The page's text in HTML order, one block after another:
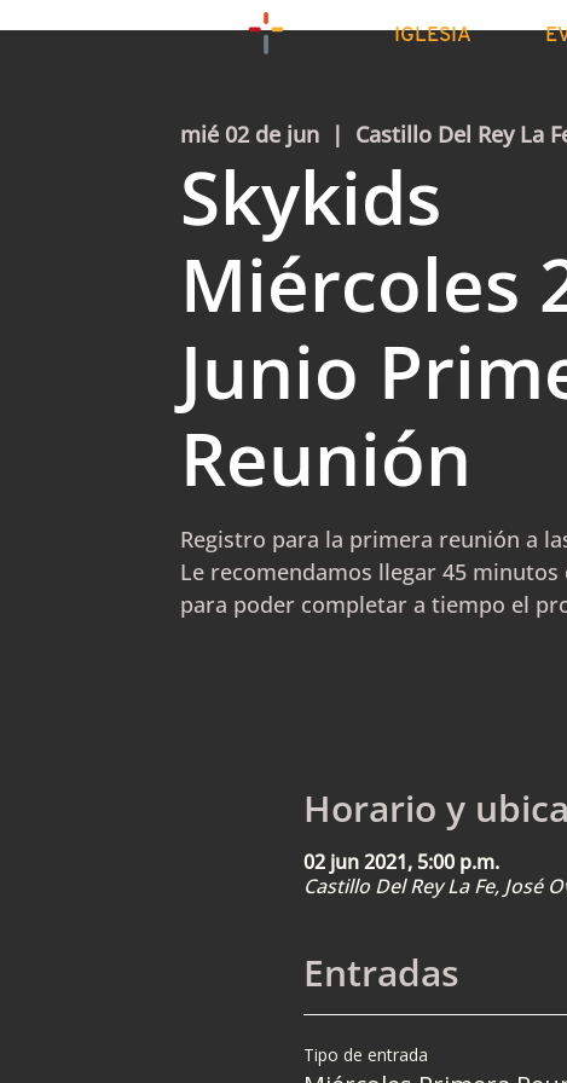
IGLESIA
mié 02 de jun
  |
Castillo Del Rey La
Skykids
Miércoles
Junio
Reunión
Registro para la primera reunión a
Le recomendamos llegar 45
para poder completar a tiempo el
Horario y
02 jun 2021, 5:00 p.m.
Castillo Del Rey La Fe, José
Entradas
Tipo de entrada